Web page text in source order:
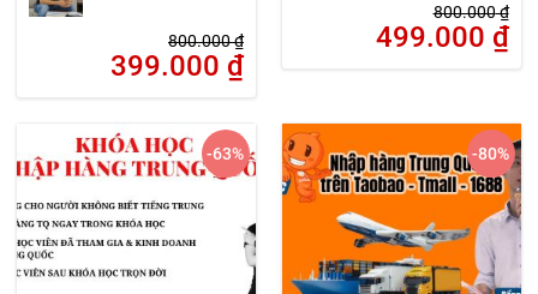
800.000₫
399.000 ₫
800.000₫
499.000 ₫
-63% -80%